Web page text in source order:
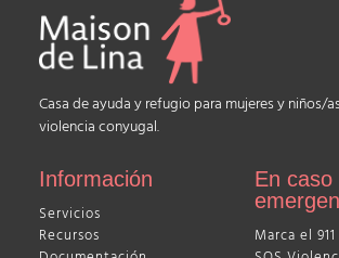
Casa de ayuda y refugio para mujeres y niños/
violencia conyugal.
Información
Servicios
Recursos
En caso
Marca el 911